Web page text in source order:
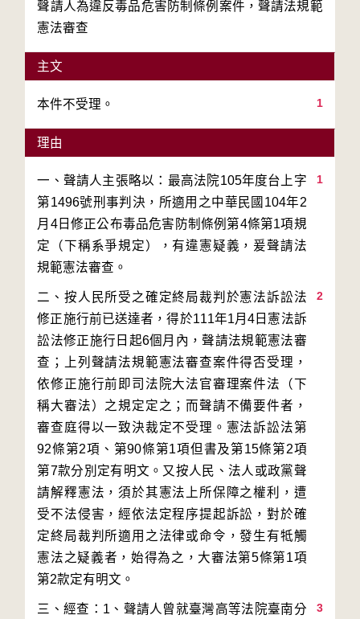
聲請人為違反毒品危害防制條例案件，聲請法規範
憲法審查
主文
1
本件不受理。
理由
1
一、聲請人主張略以：最高法院105年度台上字
第1496號刑事判決，所適用之中華民國104年2
月4日修正公布毒品危害防制條例第4條第1項規
定（下稱系爭規定），有違憲疑義，爰聲請法
2
二、按人民所受之確定終局裁判於憲法訴訟法
修正施行前已送達者，得於111年1月4日憲法訴
訟法修正施行日起6個月內，聲請法規範憲法審
查；上列聲請法規範憲法審查案件得否受理，
依修正施行前即司法院大法官審理案件法（下
稱大審法）之規定定之；而聲請不備要件者，
審查庭得以一致決裁定不受理。憲法訴訟法第
92條第2項、第90條第1項但書及第15條第2項
第7款分別定有明文。又按人民、法人或政黨聲
請解釋憲法，須於其憲法上所保障之權利，遭
受不法侵害，經依法定程序提起訴訟，對於確
定終局裁判所適用之法律或命令，發生有牴觸
憲法之疑義者，始得為之，大審法第5條第1項
3
三、經查：1、聲請人曾就臺灣高等法院臺南分